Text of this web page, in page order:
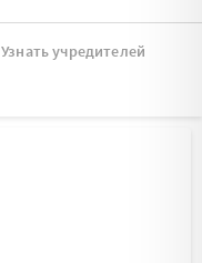
Узнать учредителей